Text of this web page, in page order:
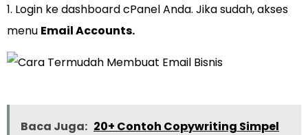
1. Login ke dashboard cPanel Anda. Jika sudah, akses
menu Email Accounts.
Baca Juga: 20+ Contoh Copywriting Simpel